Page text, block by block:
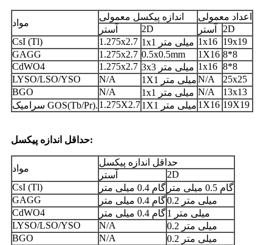
مواد
اندازه پیکسل معمولی
اعداد معمولی
آستر
2D آستر
2D
CsI ​​(Tl)
1.275x2.7 1x1 میلی متر 1x16 19x19
GAGG
1.275x2.7 0.5x0.5mm 1X16 8*8
CdWO4
1.275x2.7 3x3 میلی متر 1x16 8*8
LYSO/LSO/YSO
N/A 1X1 میلی مترN/A
25x25
BGO
N/A 1x1 میلی متر N/A
13x13
سرامیک GOS(Tb/Pr). 1.275X2.7 1X1 میلی متر 1X16 19X19
حداقل اندازه پیکسل:
مواد
حداقل اندازه پیکسل
آستر
2D
CsI ​​(Tl)
گام 0.4 میلی متر
گام 0.5 میلی متر
GAGG
گام 0.4 میلی متر
0.2 میلی متر
CdWO4
گام 0.4 میلی متر
1 میلی متر
LYSO/LSO/YSO
N/A
0.2 میلی متر
BGO
N/A
0.2 میلی متر